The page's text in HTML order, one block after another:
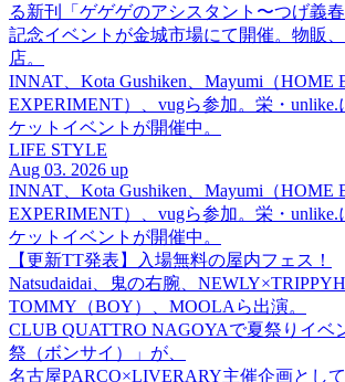
る新刊「ゲゲゲのアシスタント〜つげ義
記念イベントが金城市場にて開催。物販
店。
INNAT、Kota Gushiken、Mayumi（HOME
EXPERIMENT）、vugら参加。栄・
ケットイベントが開催中。
LIFE STYLE
Aug 03. 2026 up
INNAT、Kota Gushiken、Mayumi（HOME
EXPERIMENT）、vugら参加。栄・
ケットイベントが開催中。
【更新TT発表】入場無料の屋内フェス！
Natsudaidai、鬼の右腕、
TOMMY（BOY）、MOOLAら出演。
CLUB QUATTRO NAGOYAで夏祭りイベ
祭（ボンサイ）」が、
名古屋PARCO×LIVERARY主催企画として